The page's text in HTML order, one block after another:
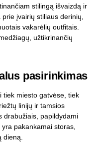
stilingą išvaizdą ir
įvairių stiliaus derinių,
vakarėlių outfitais.
užtikrinančių
pasirinkimas
tiek miesto gatvėse, tiek
linijų ir tamsios
drabužiais, papildydami
pakankamai storas,
dieną.